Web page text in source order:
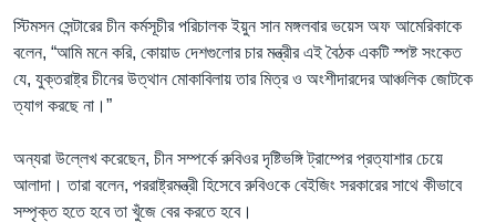
স্টিমসন সেন্টারের চীন কর্মসূচীর পরিচালক ইয়ুন সান মঙ্গলবার ভয়েস অফ আমেরিকাকে
বলেন, “আমি মনে করি, কোয়াড দেশগুলোর চার মন্ত্রীর এই বৈঠক একটি স্পষ্ট সংকেত
যে, যুক্তরাষ্ট্র চীনের উত্থান মোকাবিলায় তার মিত্র ও অংশীদারদের আঞ্চলিক জোটকে
ত্যাগ করছে না।”
অন্যরা উল্লেখ করেছেন, চীন সম্পর্কে রুবিওর দৃষ্টিভঙ্গি ট্রাম্পের প্রত্যাশার চেয়ে
আলাদা। তারা বলেন, পররাষ্ট্রমন্ত্রী হিসেবে রুবিওকে বেইজিং সরকারের সাথে কীভাবে
সম্পৃক্ত হতে হবে তা খুঁজে বের করতে হবে।